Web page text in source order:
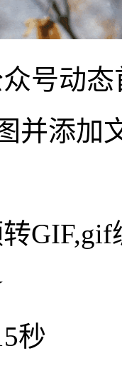
号动态
并添加
GIF,gif
秒